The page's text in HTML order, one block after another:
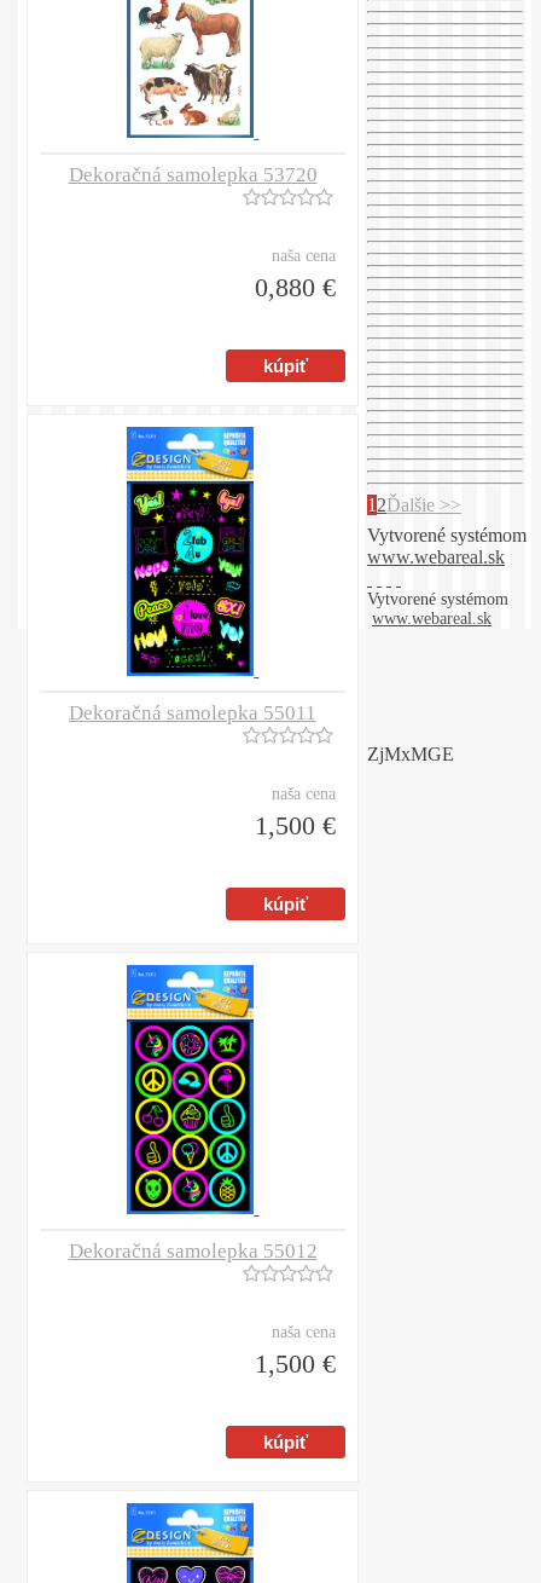
Dekoračná samolepka 53720
naša cena
0,880 €
Dekoračná samolepka 55011
naša cena
1,500 €
Dekoračná samolepka 55012
naša cena
1,500 €
1 2Ďalšie >>
Vytvorené systémom
www.webareal.sk
Vytvorené systémom
www.webareal.sk
ZjMxMGE